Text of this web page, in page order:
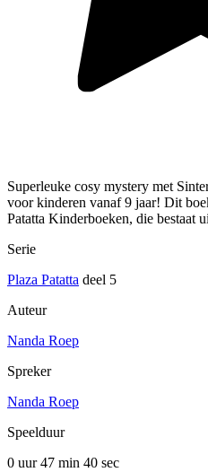
Superleuke cosy mystery met
voor kinderen vanaf 9 jaar! Dit
Patatta Kinderboeken, die bestaat
Serie
Plaza Patatta deel 5
Auteur
Nanda Roep
Spreker
Nanda Roep
Speelduur
0 uur 47 min 40 sec